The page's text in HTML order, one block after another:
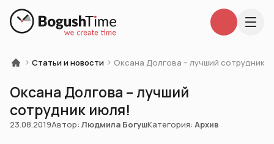
Статьи и новости Оксана Долгова – лучший сотрудник
Оксана Долгова – лучший
сотрудник июля!
23.08.2019Автор: Людмила БогушКатегория: Архив